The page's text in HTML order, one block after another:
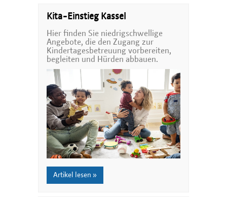
Kita-Einstieg Kassel
Hier finden Sie niedrigschwellige
Angebote, die den Zugang zur
Kindertagesbetreuung vorbereiten,
begleiten und Hürden abbauen.
Artikel lesen »